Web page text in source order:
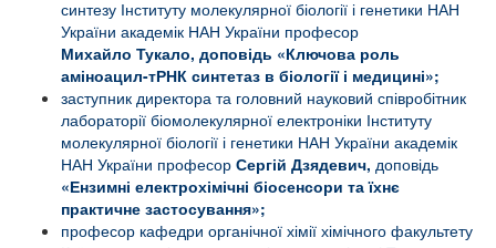
синтезу Інституту молекулярної біології і генетики НАН
України академік НАН України професор
Михайло Тукало, доповідь «Ключова роль
аміноацил-тРНК синтетаз в біології і медицині»;
заступник директора та головний науковий співробітник
лабораторії біомолекулярної електроніки Інституту
молекулярної біології і генетики НАН України академік
НАН України професор Сергій Дзядевич, доповідь
«Ензимні електрохімічні біосенсори та їхнє
практичне застосування»;
професор кафедри органічної хімії хімічного факультету